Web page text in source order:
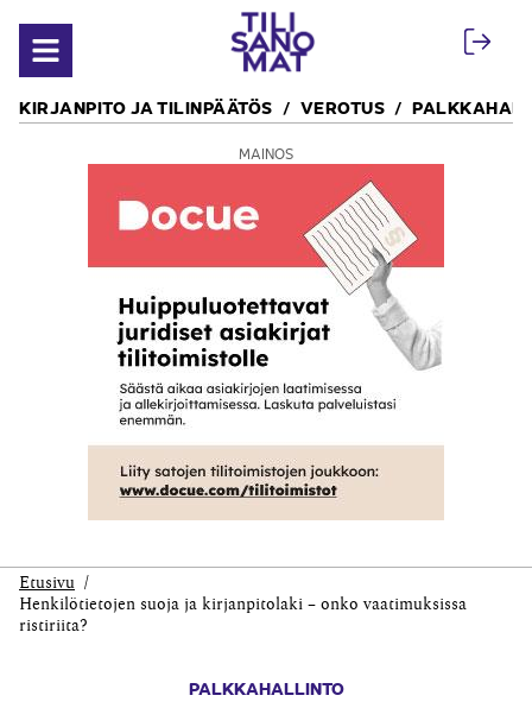
Avaa valikko
KIRJANPITO JA TILINPÄÄTÖS VEROTUS
MAINOS
Etusivu
Henkilötietojen suoja ja kirjanpitolaki – onko vaatimuksissa
ristiriita?
PALKKAHALLINTO